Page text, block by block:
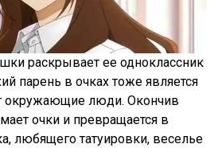
раскрывает ее одноклассник
парень в очках тоже является
окружающие люди. Окончив
очки и превращается в
любящего татуировки, веселье